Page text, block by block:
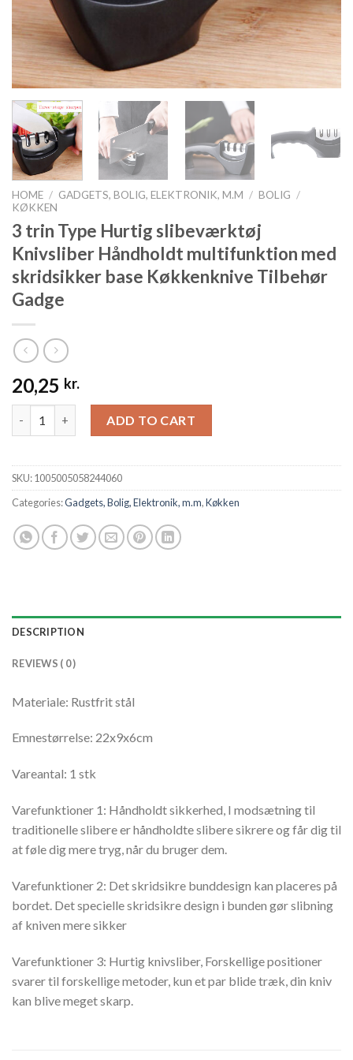
HOME / GADGETS, BOLIG, ELEKTRONIK, M.M / BOLIG /
KØKKEN
3 trin Type Hurtig slibeværktøj
Knivsliber Håndholdt multifunktion med
skridsikker base Køkkenknive Tilbehør
Gadge
20,25 kr.
ADD TO CART
SKU:1005005058244060
Categories:Gadgets, Bolig, Elektronik, m.m,Køkken
DESCRIPTION
REVIEWS ( 0 )
Materiale: Rustfrit stål
Emnestørrelse: 22x9x6cm
Vareantal: 1 stk
Varefunktioner 1: Håndholdt sikkerhed, I modsætning til
traditionelle slibere er håndholdte slibere sikrere og får dig til
at føle dig mere tryg, når du bruger dem.
Varefunktioner 2: Det skridsikre bunddesign kan placeres på
bordet. Det specielle skridsikre design i bunden gør slibning
af kniven mere sikker
Varefunktioner 3: Hurtig knivsliber, Forskellige positioner
svarer til forskellige metoder, kun et par blide træk, din kniv
kan blive meget skarp.